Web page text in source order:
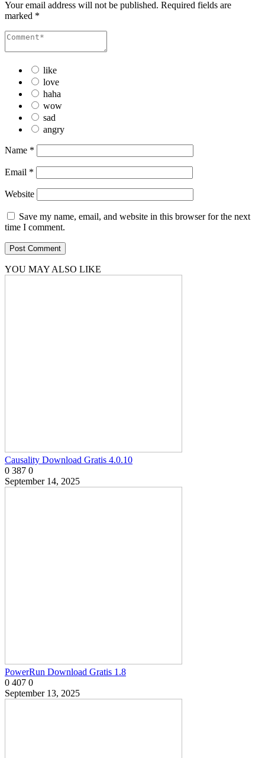
Your email address will not be published. Required fields are
marked *
like
love
haha
wow
sad
angry
Name *
Email *
Website
Save my name, email, and website in this browser for the next
time I comment.
YOU MAY ALSO LIKE
Causality Download Gratis 4.0.10
0 387 0
September 14, 2025
PowerRun Download Gratis 1.8
0 407 0
September 13, 2025